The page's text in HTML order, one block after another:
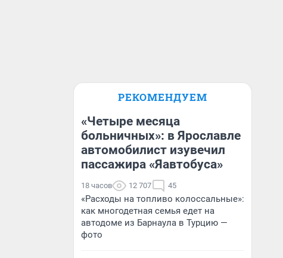
РЕКОМЕНДУЕМ
«Четыре месяца
больничных»: в Ярославле
автомобилист изувечил
пассажира «Яавтобуса»
18 часов 12 707 45
«Расходы на топливо колоссальные»:
как многодетная семья едет на
автодоме из Барнаула в Турцию —
фото